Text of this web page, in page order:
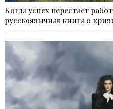
Когда успех перестает
русскоязычная книга о